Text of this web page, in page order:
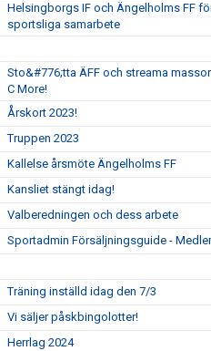
Helsingborgs IF och Ängelholms FF
sportsliga samarbete
Sto&#776;tta ÄFF och streama
C More!
Årskort 2023!
Truppen 2023
Kallelse årsmöte Ängelholms FF
Kansliet stängt idag!
Valberedningen och dess arbete
Sportadmin Försäljningsguide -
Träning inställd idag den 7/3
Vi säljer påskbingolotter!
Herrlag 2024